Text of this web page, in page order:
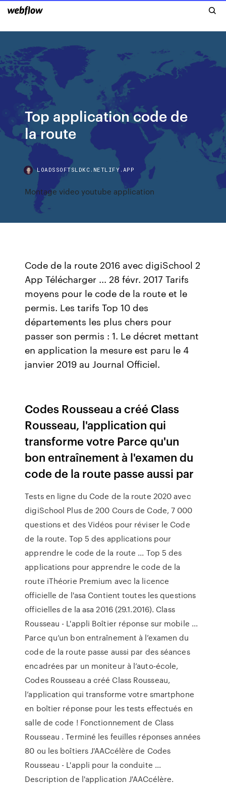
Top application code de
la route
LOADSSOFTSLDKC.NETLIFY.APP
Montage video youtube application
Code de la route 2016 avec digiSchool 2
App Télécharger ... 28 févr. 2017 Tarifs
moyens pour le code de la route et le
permis. Les tarifs Top 10 des
départements les plus chers pour
passer son permis : 1. Le décret mettant
en application la mesure est paru le 4
janvier 2019 au Journal Officiel.
Codes Rousseau a créé Class
Rousseau, l'application qui
transforme votre Parce qu'un
bon entraînement à l'examen du
code de la route passe aussi par
Tests en ligne du Code de la route 2020 avec
digiSchool Plus de 200 Cours de Code, 7 000
questions et des Vidéos pour réviser le Code
de la route. Top 5 des applications pour
apprendre le code de la route ... Top 5 des
applications pour apprendre le code de la
route iThéorie Premium avec la licence
officielle de l'asa Contient toutes les questions
officielles de la asa 2016 (29.1.2016). Class
Rousseau - L'appli Boîtier réponse sur mobile ...
Parce qu’un bon entraînement à l’examen du
code de la route passe aussi par des séances
encadrées par un moniteur à l’auto-école,
Codes Rousseau a créé Class Rousseau,
l’application qui transforme votre smartphone
en boîtier réponse pour les tests effectués en
salle de code ! Fonctionnement de Class
Rousseau . Terminé les feuilles réponses années
80 ou les boîtiers J'AACcélère de Codes
Rousseau - L'appli pour la conduite ...
Description de l'application J'AACcélère.